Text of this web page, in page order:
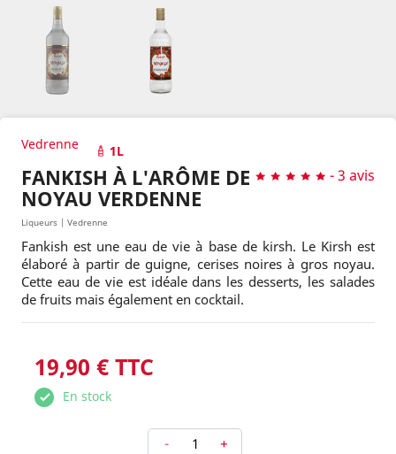
Vedrenne 1L
-3 avis
FANKISH À L'ARÔME DE
NOYAU VERDENNE
Liqueurs | Vedrenne
Fankish est une eau de vie à base de kirsh. Le Kirsh est
élaboré à partir de guigne, cerises noires à gros noyau.
Cette eau de vie est idéale dans les desserts, les salades
de fruits mais également en cocktail.
19,90 € TTC
En stock
- +